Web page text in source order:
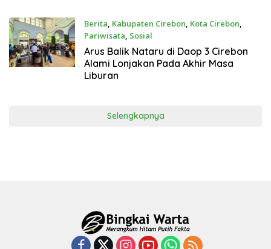
Berita, Kabupaten Cirebon, Kota Cirebon,
Pariwisata, Sosial
7 Bulan Yang Lalu
Arus Balik Nataru di Daop 3 Cirebon
Alami Lonjakan Pada Akhir Masa
Liburan
Selengkapnya